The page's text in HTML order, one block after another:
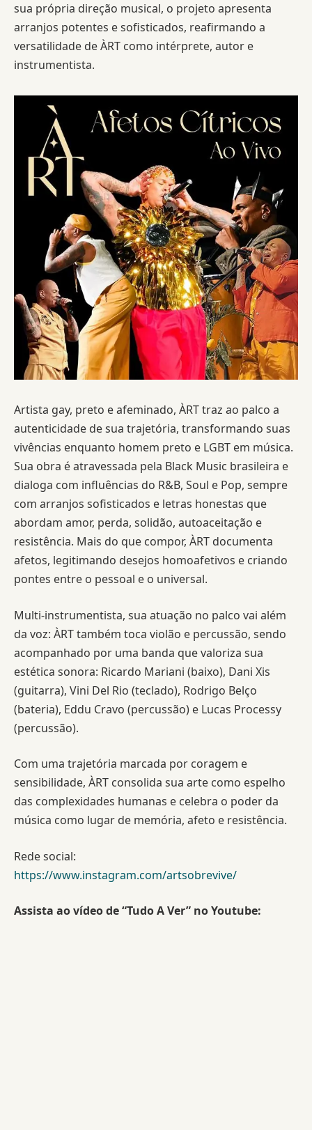
sua própria direção musical, o projeto apresenta
arranjos potentes e sofisticados, reafirmando a
versatilidade de ÀRT como intérprete, autor e
instrumentista.
Artista gay, preto e afeminado, ÀRT traz ao palco a
autenticidade de sua trajetória, transformando suas
vivências enquanto homem preto e LGBT em música.
Sua obra é atravessada pela Black Music brasileira e
dialoga com influências do R&B, Soul e Pop, sempre
com arranjos sofisticados e letras honestas que
abordam amor, perda, solidão, autoaceitação e
resistência. Mais do que compor, ÀRT documenta
afetos, legitimando desejos homoafetivos e criando
pontes entre o pessoal e o universal.
Multi-instrumentista, sua atuação no palco vai além
da voz: ÀRT também toca violão e percussão, sendo
acompanhado por uma banda que valoriza sua
estética sonora: Ricardo Mariani (baixo), Dani Xis
(guitarra), Vini Del Rio (teclado), Rodrigo Belço
(bateria), Eddu Cravo (percussão) e Lucas Processy
(percussão).
Com uma trajetória marcada por coragem e
sensibilidade, ÀRT consolida sua arte como espelho
das complexidades humanas e celebra o poder da
música como lugar de memória, afeto e resistência.
Rede social:
https://www.instagram.com/artsobrevive/
Assista ao vídeo de “Tudo A Ver” no Youtube: